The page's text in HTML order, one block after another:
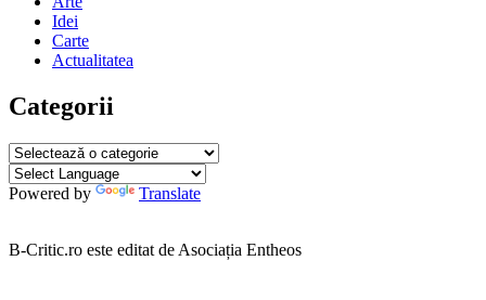
Idei
Carte
Actualitatea
Categorii
Categorii
Powered by Translate
B-Critic.ro este editat de Asociația Entheos